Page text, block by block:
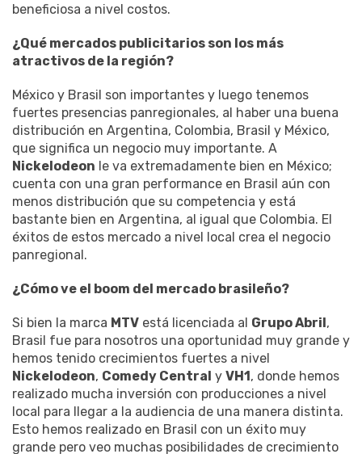
beneficiosa a nivel costos.
¿Qué mercados publicitarios son los más
atractivos de la región?
México y Brasil son importantes y luego tenemos
fuertes presencias panregionales, al haber una buena
distribución en Argentina, Colombia, Brasil y México,
que significa un negocio muy importante. A
Nickelodeon le va extremadamente bien en México;
cuenta con una gran performance en Brasil aún con
menos distribución que su competencia y está
bastante bien en Argentina, al igual que Colombia. El
éxitos de estos mercado a nivel local crea el negocio
panregional.
¿Cómo ve el boom del mercado brasileño?
Si bien la marca MTV está licenciada al Grupo Abril,
Brasil fue para nosotros una oportunidad muy grande y
hemos tenido crecimientos fuertes a nivel
Nickelodeon, Comedy Central y VH1, donde hemos
realizado mucha inversión con producciones a nivel
local para llegar a la audiencia de una manera distinta.
Esto hemos realizado en Brasil con un éxito muy
grande pero veo muchas posibilidades de crecimiento